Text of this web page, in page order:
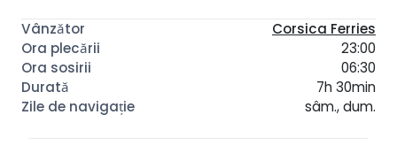
Corsica Ferries
23:00
06:30
7h 30min
sâm., dum.